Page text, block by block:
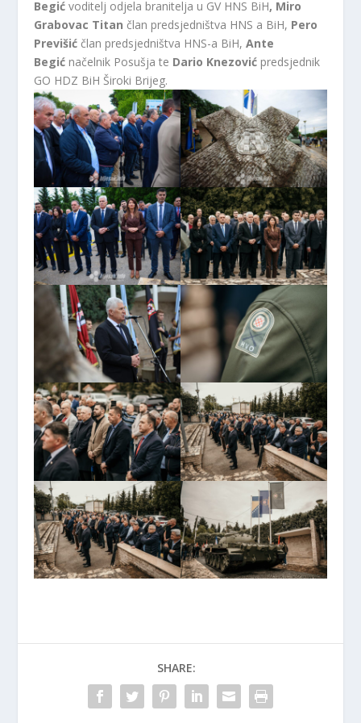
Begić voditelj odjela branitelja u GV HNS BiH, Miro
Grabovac Titančlan predsjedništva HNS a BiH, Pero
Previšićčlan predsjedništva HNS-a BiH,Ante
Begić načelnik Posušja te Dario Knezović predsjednik
GO HDZ BiH Široki Brijeg.
SHARE: